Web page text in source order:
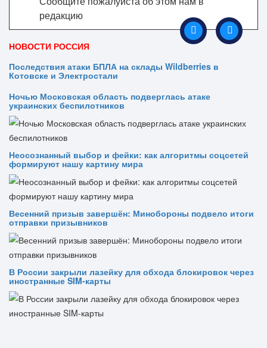
редакцию
НОВОСТИ РОССИЯ
Последствия атаки БПЛА на склады Wildberries в
Котовске и Электростали
Ночью Московская область подверглась атаке
украинских беспилотников
Неосознанный выбор и фейки: как алгоритмы соцсетей
формируют нашу картину мира
Весенний призыв завершён: Минобороны подвело итоги
отправки призывников
В России закрыли лазейку для обхода блокировок через
иностранные SIM-карты